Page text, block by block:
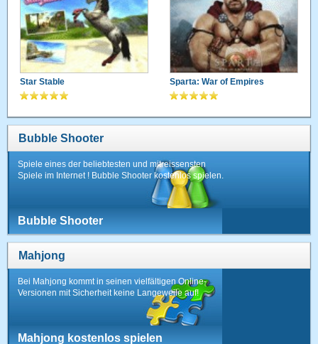
Star Stable Sparta: War of Empires
Bubble Shooter
Spiele eines der beliebtesten und mitreissensten
Spiele im Internet ! Bubble Shooter kostenlos spielen.
Bubble Shooter
Mahjong
Bei Mahjong kommt in seinen vielfältigen Online-
Versionen mit Sicherheit keine Langeweile auf!
Mahjong kostenlos spielen